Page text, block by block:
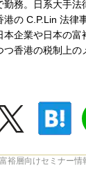
勤務。日系大手法
の C.P.Lin 法律
本企業や日本の富
香港の税制上の
裕層向けセミナー情